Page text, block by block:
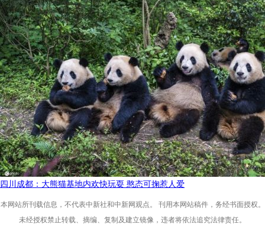
四川成都：大熊猫基地内欢快玩耍 憨态可掬惹人爱
本网站所刊载信息，不代表中新社和中新网观点。 刊用本网站稿件，务经书面授权。
未经授权禁止转载、摘编、复制及建立镜像，违者将依法追究法律责任。